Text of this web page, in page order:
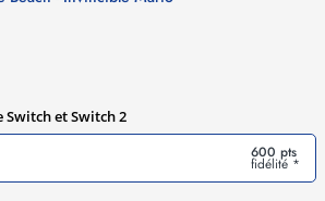
et Switch 2
600 pts
fidélité *